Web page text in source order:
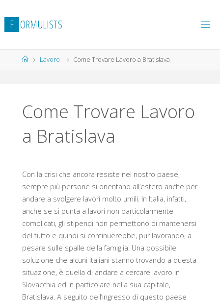
al
contenuto
F ORMULISTS
HomeLavoro Come Trovare Lavoro a Bratislava
Come Trovare Lavoro
a Bratislava
Con la crisi che ancora resiste nel nostro paese,
sempre più persone si orientano all’estero anche per
andare a svolgere lavori molto umili. In Italia, infatti,
anche se si punta a lavori non particolarmente
complicati, gli stipendi non permettono di mantenersi
del tutto e quindi si continuerebbe, pur lavorando, a
pesare sulle spalle della famiglia. Una possibile
soluzione che alcuni italiani stanno trovando a questa
situazione, è quella di andare a cercare lavoro in
Slovacchia ed in particolare nella sua capitale,
Bratislava. A seguito dell’ingresso di questo paese